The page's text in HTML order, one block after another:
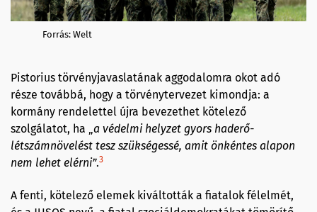
Forrás: Welt
Pistorius törvényjavaslatának aggodalomra okot adó
része továbbá, hogy a törvénytervezet kimondja: a
kormány rendelettel újra bevezethet kötelező
szolgálatot, ha „a védelmi helyzet gyors haderő-
létszámnövelést tesz szükségessé, amit önkéntes alapon
nem lehet elérni”.3
A fenti, kötelező elemek kiváltották a fiatalok félelmét,